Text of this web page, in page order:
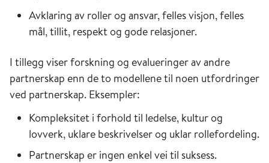
Avklaring av roller og ansvar, felles visjon, felles
mål, tillit, respekt og gode relasjoner.
I tillegg viser forskning og evalueringer av andre
partnerskap enn de to modellene til noen utfordringer
ved partnerskap. Eksempler:
Kompleksitet i forhold til ledelse, kultur og
lovverk, uklare beskrivelser og uklar rollefordeling.
Partnerskap er ingen enkel vei til suksess.